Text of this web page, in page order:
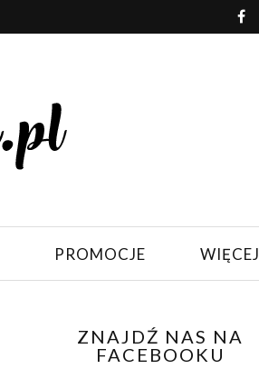
PROMOCJE WIĘCEJ
ZNAJDŹ NAS NA
FACEBOOKU